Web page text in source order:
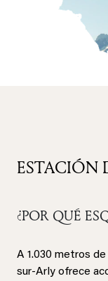
ESTACIÓN
¿POR QUÉ
A 1.030 metros
sur-Arly ofrece